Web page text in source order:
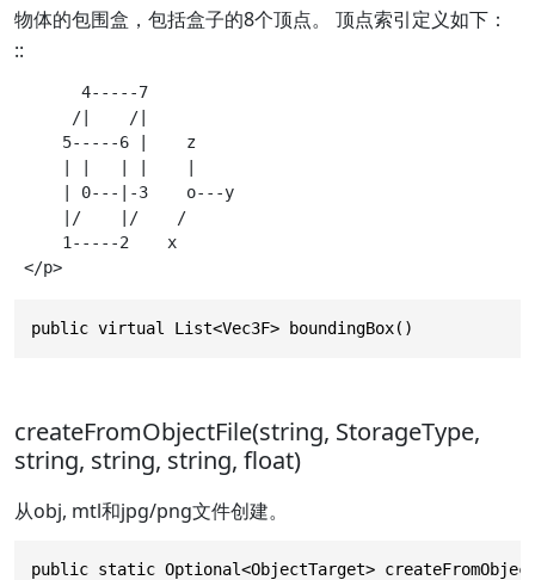
物体的包围盒，包括盒子的8个顶点。 顶点索引定义如下：
::
       4-----7
      /|    /|
     5-----6 |    z
     | |   | |    |
     | 0---|-3    o---y
     |/    |/    /
     1-----2    x
public virtual List<Vec3F> boundingBox()
createFromObjectFile(string, StorageType,
string, string, string, float)
从obj, mtl和jpg/png文件创建。
public static Optional<ObjectTarget>